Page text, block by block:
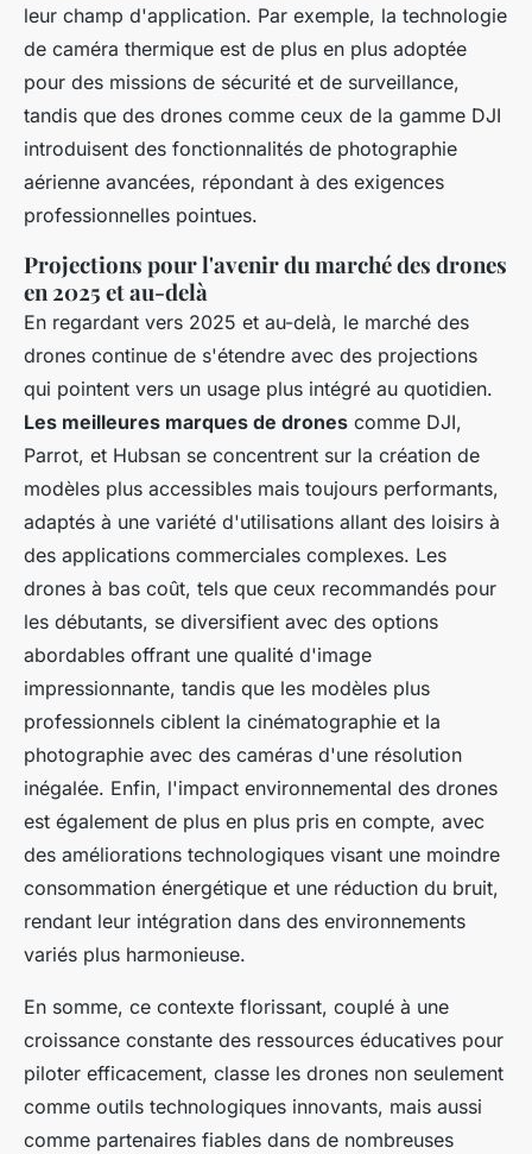
leur champ d'application. Par exemple, la technologie
de caméra thermique est de plus en plus adoptée
pour des missions de sécurité et de surveillance,
tandis que des drones comme ceux de la gamme DJI
introduisent des fonctionnalités de photographie
aérienne avancées, répondant à des exigences
professionnelles pointues.
Projections pour l'avenir du marché des drones
en 2025 et au-delà
En regardant vers 2025 et au-delà, le marché des
drones continue de s'étendre avec des projections
qui pointent vers un usage plus intégré au quotidien.
Les meilleures marques de drones comme DJI,
Parrot, et Hubsan se concentrent sur la création de
modèles plus accessibles mais toujours performants,
adaptés à une variété d'utilisations allant des loisirs à
des applications commerciales complexes. Les
drones à bas coût, tels que ceux recommandés pour
les débutants, se diversifient avec des options
abordables offrant une qualité d'image
impressionnante, tandis que les modèles plus
professionnels ciblent la cinématographie et la
photographie avec des caméras d'une résolution
inégalée. Enfin, l'impact environnemental des drones
est également de plus en plus pris en compte, avec
des améliorations technologiques visant une moindre
consommation énergétique et une réduction du bruit,
rendant leur intégration dans des environnements
variés plus harmonieuse.
En somme, ce contexte florissant, couplé à une
croissance constante des ressources éducatives pour
piloter efficacement, classe les drones non seulement
comme outils technologiques innovants, mais aussi
comme partenaires fiables dans de nombreuses